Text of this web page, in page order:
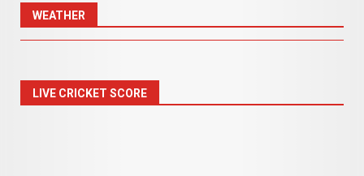
WEATHER
LIVE CRICKET SCORE